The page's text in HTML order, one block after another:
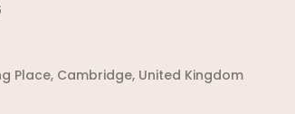
Place, Cambridge, United Kingdom